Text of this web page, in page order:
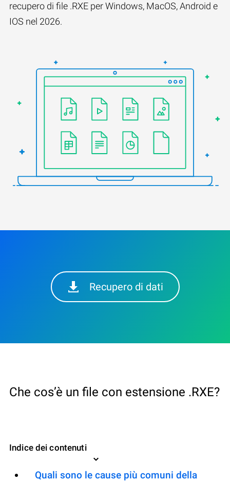
recupero di file .RXE per Windows, MacOS, Android e
IOS nel 2026.
Recupero di dati
Che cos’è un file con estensione .RXE?
Indice dei contenuti
Quali sono le cause più comuni della